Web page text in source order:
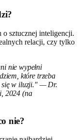
o sztucznej inteligencji.
relacji, czy tylko
nie wypełni
które trzeba
się w iluzji." — Dr.
2024 (na
nie?